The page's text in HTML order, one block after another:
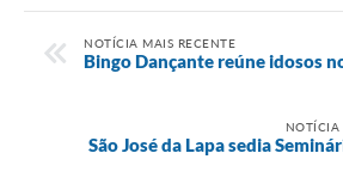
NOTÍCIA MAIS RECENTE
Bingo Dançante reúne idosos
NOTÍCIA
São José da Lapa sedia